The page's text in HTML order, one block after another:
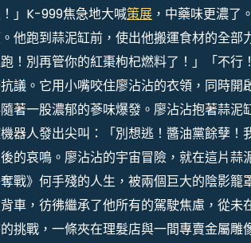
」K-999焦急地大喊策展 ，中藥味更濃了
他跑到蒜泥缸前，使出他搬運食材的全
！別再管你的紅棗枸杞燃料了！」「不
議。它用小嘴咬住廖沾沾的衣領，同時開
著一股濃郁的蔘味爆發。廖沾沾抱著蒜
器人發出尖叫：「別想逃！醬油黨餘孽
的哀鳴。廖沾沾的宇宙冒險，就在這片
戰》何手殘的人生，被兩個巨大的陰影籠
車，彷彿繼承了他所有的駕駛焦慮，從
挑戰，一條夾在理髮店與一間專賣金屬